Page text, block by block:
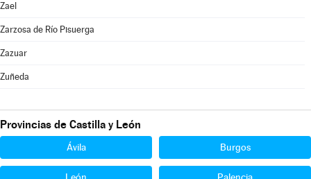
Zael
Zarzosa de Río Pisuerga
Zazuar
Zuñeda
Provincias de Castilla y León
Ávila Burgos